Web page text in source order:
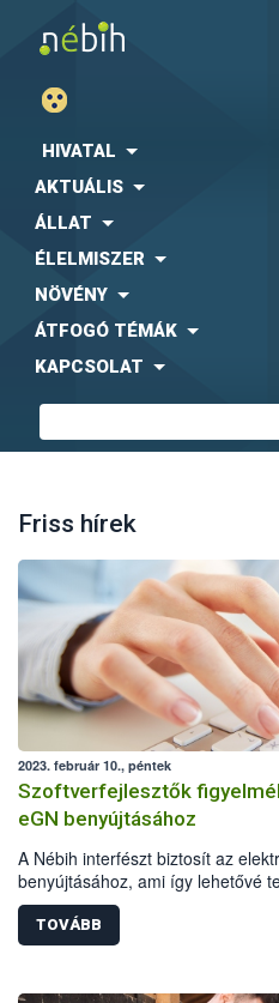
HIVATAL
AKTUÁLIS
ÁLLAT
ÉLELMISZER
NÖVÉNY
ÁTFOGÓ TÉMÁK
KAPCSOLAT
Friss hírek
2023. február 10., péntek
Szoftverfejlesztők
eGN benyújtásához
A Nébih interfészt biztosít az
benyújtásához, ami így lehetővé
gazdálkodók üzemirányítási
TOVÁBB